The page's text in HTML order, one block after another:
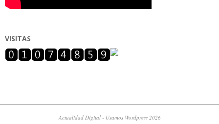
VISITAS
Actualidad Digital - Usamos Wordpress 2026